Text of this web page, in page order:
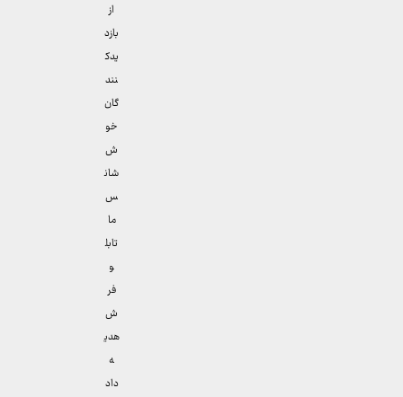
از
بازد
یدک
نند
گان
خو
ش
شان
س
ما
تابل
و
فر
ش
هدی
ه
داد